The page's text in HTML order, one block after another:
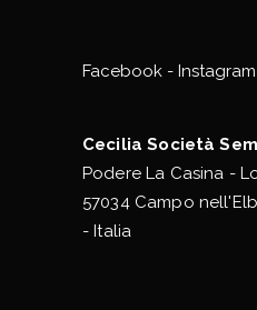
Facebook - Instagram
Cecilia Società
Podere La Casina -
57034 Campo
- Italia